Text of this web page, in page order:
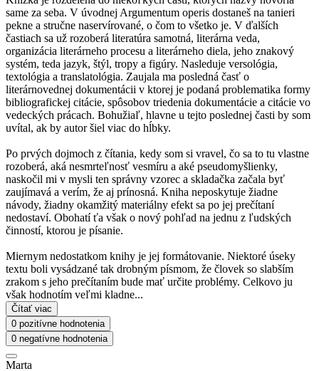
same za seba. V úvodnej Argumentum operis dostaneš na tanieri
pekne a stručne naservírované, o čom to všetko je. V ďalších
častiach sa už rozoberá literatúra samotná, literárna veda,
organizácia literárneho procesu a literárneho diela, jeho znakový
systém, teda jazyk, štýl, tropy a figúry. Nasleduje versológia,
textológia a translatológia. Zaujala ma posledná časť o
literárnovednej dokumentácii v ktorej je podaná problematika formy
bibliografickej citácie, spôsobov triedenia dokumentácie a citácie vo
vedeckých prácach. Bohužiaľ, hlavne u tejto poslednej časti by som
uvítal, ak by autor šiel viac do hĺbky.
Po prvých dojmoch z čítania, kedy som si vravel, čo sa to tu vlastne
rozoberá, aká nesmrteľnosť vesmíru a aké pseudomyšlienky,
naskočil mi v mysli ten správny vzorec a skladačka začala byť
zaujímavá a verím, že aj prínosná. Kniha neposkytuje žiadne
návody, žiadny okamžitý materiálny efekt sa po jej prečítaní
nedostaví. Obohatí ťa však o nový pohľad na jednu z ľudských
činností, ktorou je písanie.
Miernym nedostatkom knihy je jej formátovanie. Niektoré úseky
textu boli vysádzané tak drobným písmom, že človek so slabším
zrakom s jeho prečítaním bude mať určite problémy. Celkovo ju
však hodnotím veľmi kladne...
Čítať viac
0 pozitívne hodnotenia
0 negatívne hodnotenia
Marta